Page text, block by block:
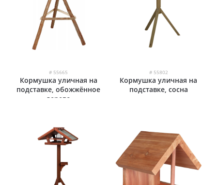
# 55665
Кормушка уличная на
подставке, обожжённое
дерево
# 55802
Кормушка уличная на
подставке, сосна